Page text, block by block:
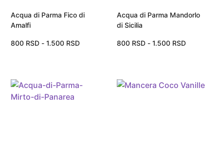
Acqua di Parma Fico di
Amalfi
800 RSD -1.500 RSD
Acqua di Parma Mandorlo
di Sicilia
800 RSD- 1.500 RSD